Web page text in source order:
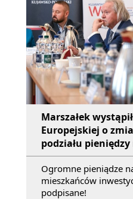
Marszałek
Europejskiej o
podziału
Ogromne pieniądze
mieszkańców
podpisane!